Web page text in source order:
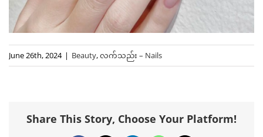
June 26th, 2024 | Beauty,လက်သည်း – Nails
Share This Story, Choose Your Platform!